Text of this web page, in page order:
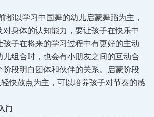
都以学习中国舞的幼儿启蒙舞蹈为主，
对身体的认知能力，要让孩子在快乐中
孩子在将来的学习过程中有更好的主动
儿组合时，也会有小朋友之间的互动合
阶段明白团体和伙伴的关系。启蒙阶段
快鼓点为主，可以培养孩子对节奏的感
门